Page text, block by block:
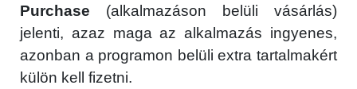
Purchase (alkalmazáson belüli vásárlás)
jelenti, azaz maga az alkalmazás ingyenes,
azonban a programon belüli extra tartalmakért
külön kell fizetni.